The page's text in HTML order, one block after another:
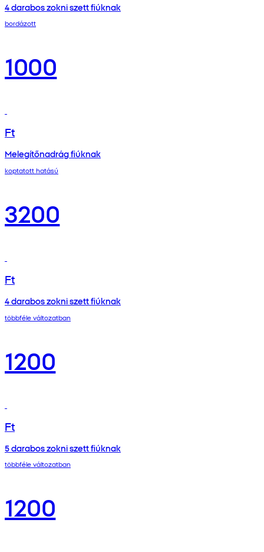
4 darabos zokni szett fiúknak
bordázott
1000
Ft
Melegítőnadrág fiúknak
koptatott hatású
3200
Ft
4 darabos zokni szett fiúknak
többféle változatban
1200
Ft
5 darabos zokni szett fiúknak
többféle változatban
1200